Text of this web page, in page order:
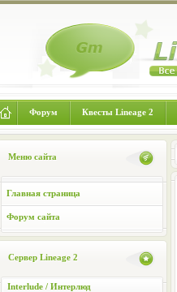
Форум Квесты Lineage 2
Меню сайта
Главная страница
Форум сайта
Сервер Lineage 2
Interlude / Интерлюд